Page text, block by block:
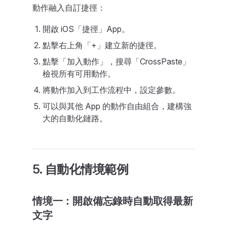
動作融入自訂捷徑：
開啟 iOS「捷徑」App。
點擊右上角「+」建立新的捷徑。
點擊「加入動作」，搜尋「CrossPaste」
檢視所有可用動作。
將動作加入到工作流程中，設定參數。
可以與其他 App 的動作自由組合，建構強
大的自動化鏈路。
5. 自動化情境範例
情境一：開啟備忘錄時自動取得最新
文字